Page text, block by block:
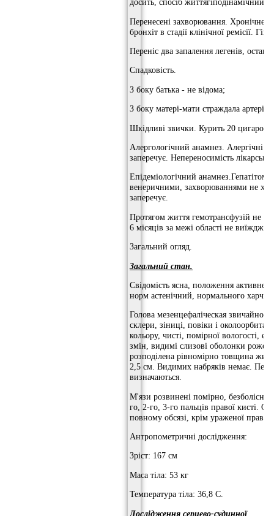
досить, спосіб життягіподінамічний.
Перенесені захворювання. Хронічне
бронхіт в стадії клінічної ремісії.
Переніс два запалення легенів,
Спадковість.
З боку батька - не відома;
З боку матері-мати страждала
Шкідливі звички. Курить 20 цигарок
Алергологічний анамнез. Алергічні
заперечує. Непереносимість
Епідеміологічний
венеричними, захворюваннями не
заперечує.
Протягом життя гемотрансфузій не
6 місяців за межі області не виїжджав.
Загальний огляд.
Загальний стан.
Свідомість ясна, положення активне,
норм астенічний, нормального
Голова мезенцефаліческая
склери, зіниці, повіки і
кольору, чисті, помірної вологості,
змін, видимі слизові оболонки
розподілена рівномірно товщина
2,5 см. Видимих ​​набряків немає.
визначаються.
М'язи розвинені помірно, безболісні.
го, 2-го, 3-го пальців правої кисті.
повному обсязі, крім ураженої
Антропометричні дослідження:
Зріст: 167 см
Маса тіла: 53 кг
Температура тіла: 36,8 С.
Дослідження серцево-судинної